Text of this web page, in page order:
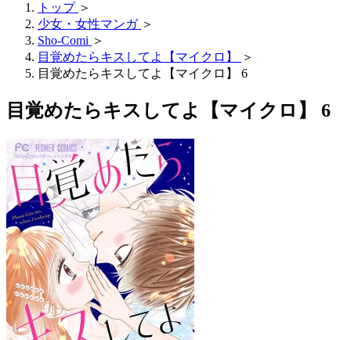
トップ ＞
少女・女性マンガ ＞
Sho-Comi ＞
目覚めたらキスしてよ【マイクロ】
＞
目覚めたらキスしてよ【マイクロ】 6
目覚めたらキスしてよ【マイクロ】 6